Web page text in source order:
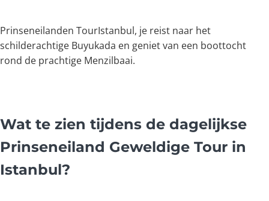
Prinseneilanden TourIstanbul, je reist naar het
schilderachtige Buyukada en geniet van een boottocht
rond de prachtige Menzilbaai.
Wat te zien tijdens de dagelijkse
Prinseneiland Geweldige Tour in
Istanbul?